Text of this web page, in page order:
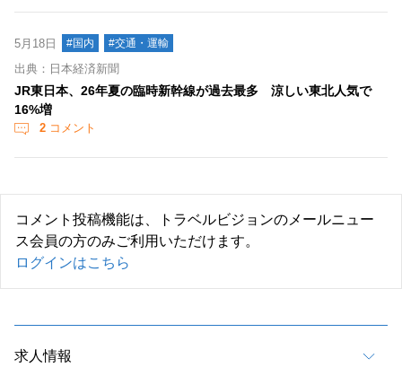
5月18日 #国内 #交通・運輸
出典：日本経済新聞
JR東日本、26年夏の臨時新幹線が過去最多 涼しい東北人気で
16%増
2 コメント
コメント投稿機能は、トラベルビジョンのメールニュー
ス会員の方のみご利用いただけます。
ログインはこちら
求人情報